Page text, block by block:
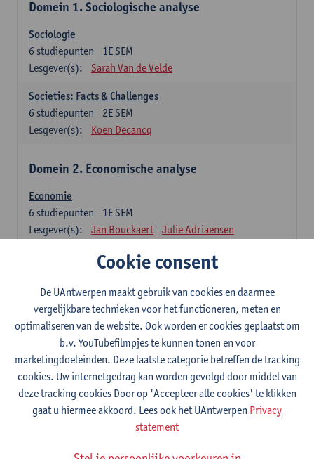
Domein 1. Sociologische analyse
Sociologie
1E SEM
6 studiepunten
Lesgever(s):
Sarah Van de Velde
Societies: Facts & Challenges
2E SEM
6 studiepunten
Lesgever(s):
Koen Decancq
Domein 2. Economische analyse
Economie
1E SEM
6 studiepunten
Lesgever(s):
Jan Bouckaert Julie Adriaensen
Domein 3. Bedrijfseconomie
Accountancy
1E/2E SEM
6studiepunten
Lesgever(s):
Tom Van Caneghem Christine Lippens
Domein 6. Kwantitatieve methoden
Beschrijvende statistiek en kansrekenen
2E SEM
3studiepunten
Stephan Van der Veeken
Cookie consent
De UAntwerpen maakt gebruik van cookies en daarmee
vergelijkbare technieken voor het functioneren, meten en
optimaliseren van de website. Ook worden er cookies geplaatst om
b.v. YouTubefilmpjes te kunnen tonen en voor
marketingdoeleinden. Deze laatste categorie betreffen de tracking
cookies. Uw internetgedrag kan worden gevolgd door middel van
deze tracking cookies Door op 'Accepteer alle cookies' te klikken
gaat u hiermee akkoord. Lees ook het UAntwerpen Privacy
statement